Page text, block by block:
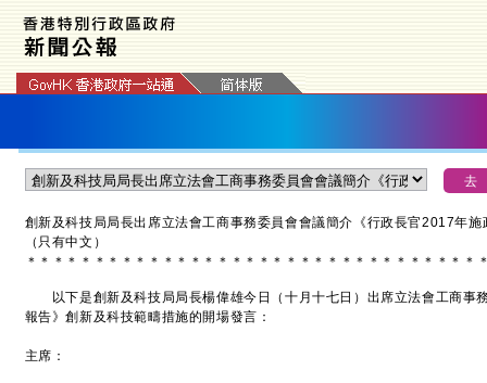
創新及科技局局長出席立法會工商事務委員會會議簡介《行政長官2017年
（只有中文）
＊ ＊ ＊ ＊ ＊ ＊ ＊ ＊ ＊ ＊ ＊ ＊ ＊ ＊ ＊ ＊ ＊ ＊ ＊ ＊ ＊ ＊ ＊ ＊ ＊ ＊ ＊ ＊ ＊ ＊ ＊ ＊ ＊
以下是創新及科技局局長楊偉雄今日（十月十七日）出席立法會工商事
報告》創新及科技範疇措施的開場發言：
主席：